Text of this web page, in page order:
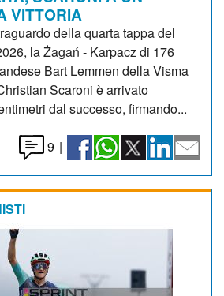
VITTORIA
della quarta tappa del
la Żagań - Karpacz di 176
Bart Lemmen della Visma
Scaroni è arrivato
dal successo, firmando...
9 |